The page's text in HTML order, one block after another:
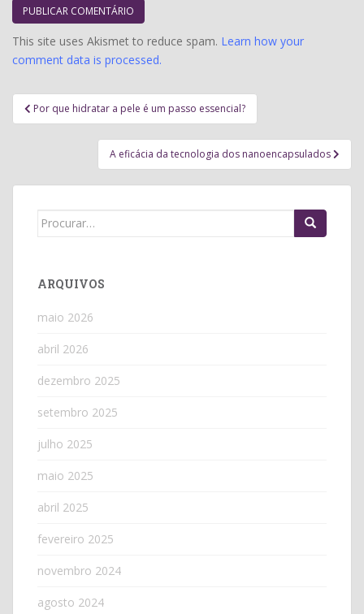
This site uses Akismet to reduce spam. Learn how your
comment data is processed.
Navegação
de
Por que hidratar a pele é um passo essencial?
A eficácia da tecnologia dos nanoencapsulados
Search
ARQUIVOS
maio 2026
abril 2026
dezembro 2025
setembro 2025
julho 2025
maio 2025
abril 2025
fevereiro 2025
novembro 2024
agosto 2024